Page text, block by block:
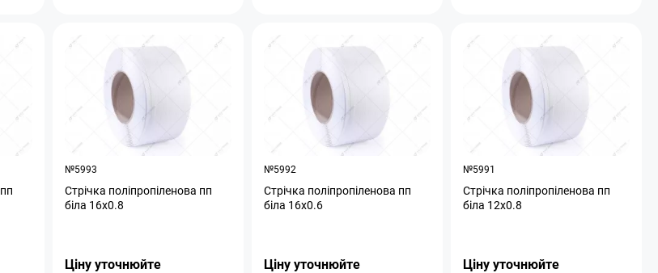
№5993
Стрічка поліпропіленова пп
біла 16х0.8
Ціну уточнюйте
№5992
Стрічка поліпропіленова пп
біла 16х0.6
Ціну уточнюйте
№5991
Стрічка поліпропіленова пп
біла 12х0.8
Ціну уточнюйте